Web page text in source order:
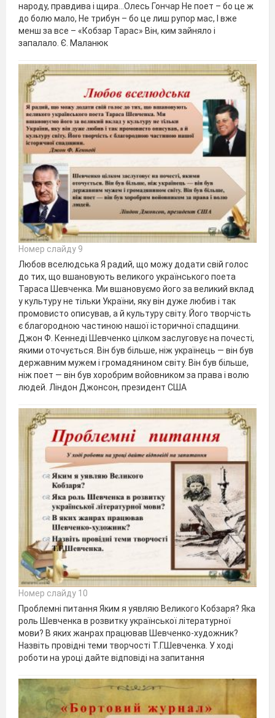
народу, правдива і щира…Олесь Гончар Не поет – бо це ж
до болю мало, Не трибун – бо це лиш рупор мас, І вже
менш за все – «Кобзар Тарас» Він, ким зайняло і
запалало. Є. Маланюк
Номер слайду 9
Любов вселюдська Я радий, що можу додати свій голос
до тих, що вшановують великого українського поета
Тараса Шевченка. Ми вшановуємо його за великий вклад
у культуру не тільки України, яку він дуже любив і так
промовисто описував, а й культуру світу. Його творчість
є благородною частиною нашої історичної спадщини.
Джон Ф. Кеннеді Шевченко цілком заслуговує на почесті,
якими оточується. Він був більше, ніж українець — він був
державним мужем і громадянином світу. Він був більше,
ніж поет — він був хоробрим войовником за права і волю
людей. Ліндон Джонсон, президент США
Номер слайду 10
Проблемні питання Яким я уявляю Великого Кобзаря? Яка
роль Шевченка в розвитку української літературної
мови? В яких жанрах працював Шевченко-художник?
Назвіть провідні теми творчості Т.Г.Шевченка. У ході
роботи на уроці дайте відповіді на запитання